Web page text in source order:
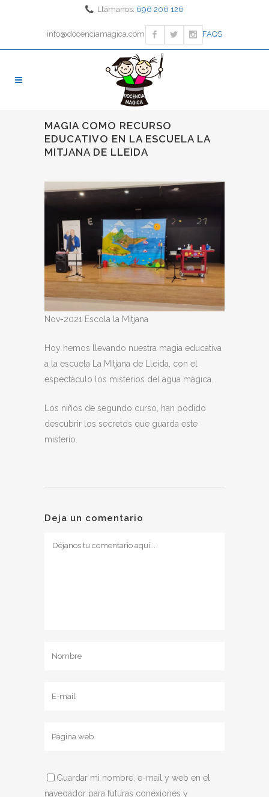
Llámanos: 696 206 126
info@docenciamagica.com FAQS
MAGIA COMO RECURSO
EDUCATIVO EN LA ESCUELA LA
MITJANA DE LLEIDA
Nov-2021 Escola la Mitjana
Hoy hemos llevando nuestra magia educativa
a la escuela La Mitjana de Lleida, con el
espectáculo los misterios del agua mágica.
Los niños de segundo curso, han podido
descubrir los secretos que guarda este
misterio.
Deja un comentario
Guardar mi nombre, e-mail y web en el
navegador para futuras conexiones y